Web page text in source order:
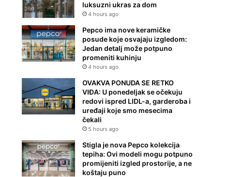
luksuzni ukras za dom
4 hours ago
Pepco ima nove keramičke
posude koje osvajaju izgledom:
Jedan detalj može potpuno
promeniti kuhinju
4 hours ago
OVAKVA PONUDA SE RETKO
VIĐA: U ponedeljak se očekuju
redovi ispred LIDL-a, garderoba i
uređaji koje smo mesecima
čekali
5 hours ago
Stigla je nova Pepco kolekcija
tepiha: Ovi modeli mogu potpuno
promijeniti izgled prostorije, a ne
koštaju puno